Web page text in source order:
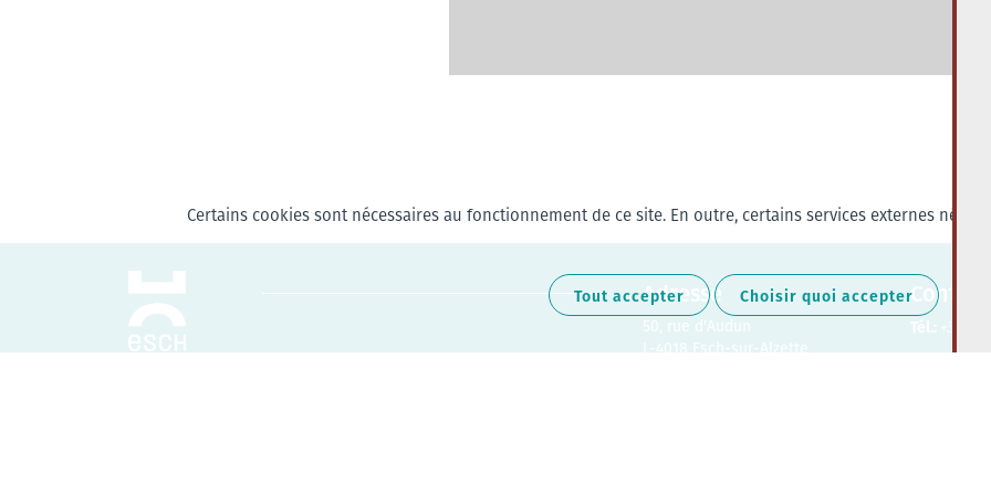
Adresse
50, rue d'Audun
L-4018 Esch-sur-Alzette
Contact
Tél.: +352
Certains cookies sont nécessaires au fonctionnement de ce site. En outre, certains services externes
Tout accepter Choisir quoi accepter